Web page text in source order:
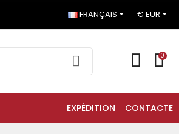
FRANÇAIS € EUR
0
EXPÉDITION CONTACTE